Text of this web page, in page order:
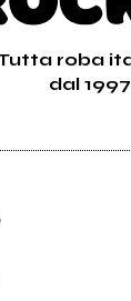
roba
dal 1997